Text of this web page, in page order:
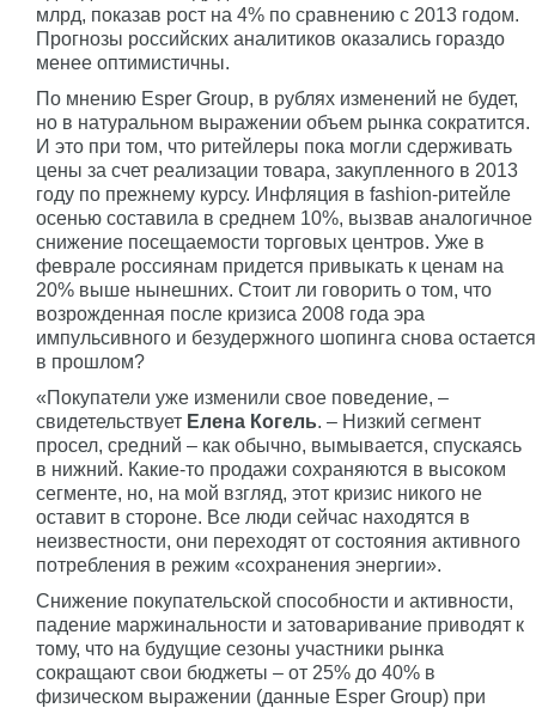
млрд, показав рост на 4% по сравнению с 2013 годом.
Прогнозы российских аналитиков оказались гораздо
менее оптимистичны.
По мнению Esper Group, в рублях изменений не будет,
но в натуральном выражении объем рынка сократится.
И это при том, что ритейлеры пока могли сдерживать
цены за счет реализации товара, закупленного в 2013
году по прежнему курсу. Инфляция в fashion-ритейле
осенью составила в среднем 10%, вызвав аналогичное
снижение посещаемости торговых центров. Уже в
феврале россиянам придется привыкать к ценам на
20% выше нынешних. Стоит ли говорить о том, что
возрожденная после кризиса 2008 года эра
импульсивного и безудержного шопинга снова остается
в прошлом?
«Покупатели уже изменили свое поведение, –
свидетельствует Елена Когель. – Низкий сегмент
просел, средний – как обычно, вымывается, спускаясь
в нижний. Какие-то продажи сохраняются в высоком
сегменте, но, на мой взгляд, этот кризис никого не
оставит в стороне. Все люди сейчас находятся в
неизвестности, они переходят от состояния активного
потребления в режим «сохранения энергии».
Снижение покупательской способности и активности,
падение маржинальности и затоваривание приводят к
тому, что на будущие сезоны участники рынка
сокращают свои бюджеты – от 25% до 40% в
физическом выражении (данные Esper Group) при